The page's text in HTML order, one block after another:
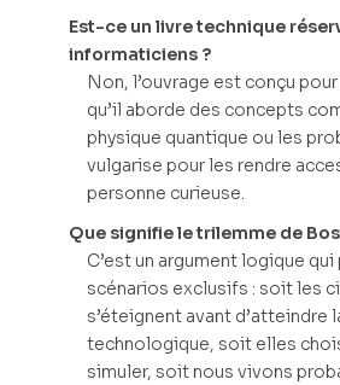
Est-ce un livre technique
informaticiens ?
Non, l’ouvrage est conçu
qu’il aborde des concepts
physique quantique ou les
vulgarise pour les rendre
personne curieuse.
Que signifie le trilemme de
C’est un argument logique
scénarios exclusifs : soit les
s’éteignent avant d’atteindre
technologique, soit elles
simuler, soit nous vivons